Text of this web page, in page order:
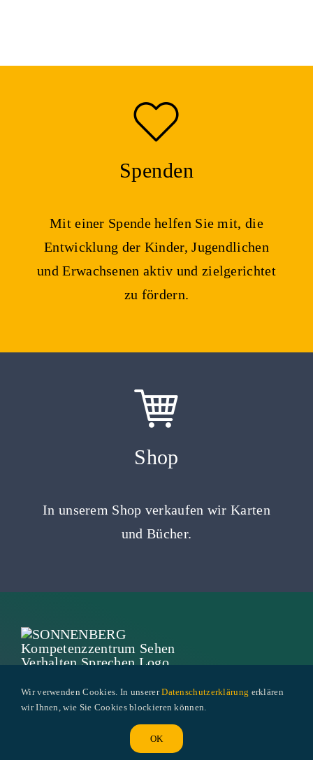
Spenden
Mit einer Spende helfen Sie mit, die
Entwicklung der Kinder, Jugendlichen
und Erwachsenen aktiv und zielgerichtet
zu fördern.
Shop
In unserem Shop verkaufen wir Karten
und Bücher.
Landhausstrasse 20 | CH-6340 Baar
041 767 78 33|
info@sonnenberg-
Wir verwenden Cookies. In unsererDatenschutzerklärung erklären
wir Ihnen, wie Sie Cookies blockieren können.
OK